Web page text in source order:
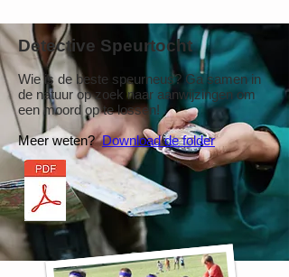
Detective Speurtocht
Wie is de beste speurneus? Ga samen in
de natuur op zoek naar aanwijzingen om
een moord op te lossen!
Meer weten? Download de folder